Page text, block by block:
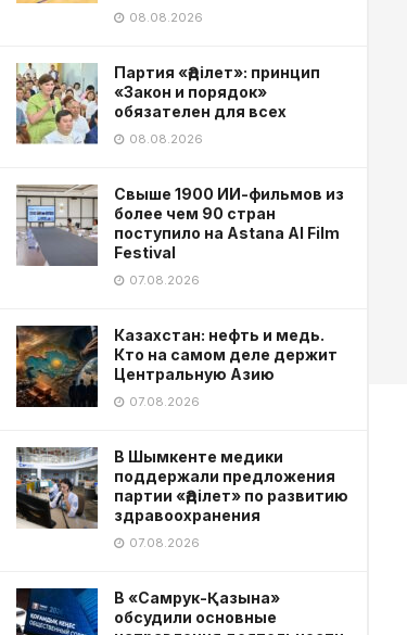
08.08.2026
Партия «Әділет»: принцип
«Закон и порядок»
обязателен для всех
08.08.2026
Свыше 1900 ИИ-фильмов из
более чем 90 стран
поступило на Astana AI Film
Festival
07.08.2026
Казахстан: нефть и медь.
Кто на самом деле держит
Центральную Азию
07.08.2026
В Шымкенте медики
поддержали предложения
партии «Әділет» по развитию
здравоохранения
07.08.2026
В «Самрук-Қазына»
обсудили основные